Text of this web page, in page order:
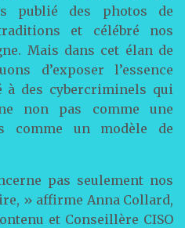
publié des photos de
et célébré nos
Mais dans cet élan de
d’exposer l’essence
à des cybercriminels qui
non pas comme une
comme un modèle de
pas seulement nos
» affirme Anna Collard,
et Conseillère CISO